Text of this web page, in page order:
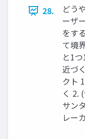
28.
どう
ーザ
をす
て境
と1
近づ
クト
く 2.
サン
レー